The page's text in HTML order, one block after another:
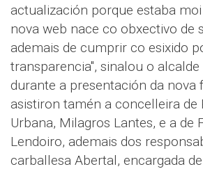
actualización porque estaba
nova web nace co obxectivo de
ademais de cumprir co esixido
transparencia", sinalou o
durante a presentación da nova
asistiron tamén a concelleira de
Urbana, Milagros Lantes, e a de
Lendoiro, ademais dos
carballesa Abertal, encargada